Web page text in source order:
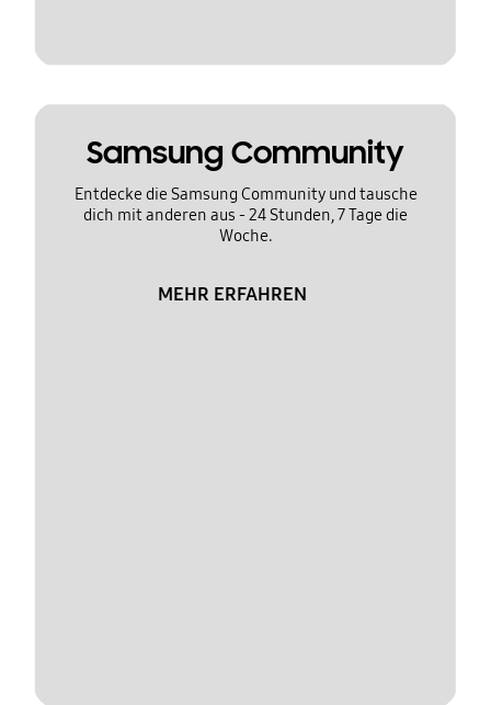
Samsung Community
Entdecke die Samsung Community und tausche
dich mit anderen aus - 24 Stunden, 7 Tage die
Woche.
MEHR ERFAHREN